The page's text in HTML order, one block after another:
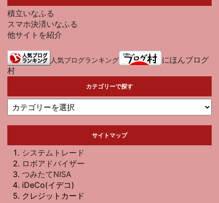
積立いなふる
スマホ決済いなふる
他サイトを紹介
人気ブログランキング
にほんブログ
村
カテゴリーで探す
サイトマップ
システムトレード
ロボアドバイザー
つみたてNISA
iDeCo(イデコ)
クレジットカード